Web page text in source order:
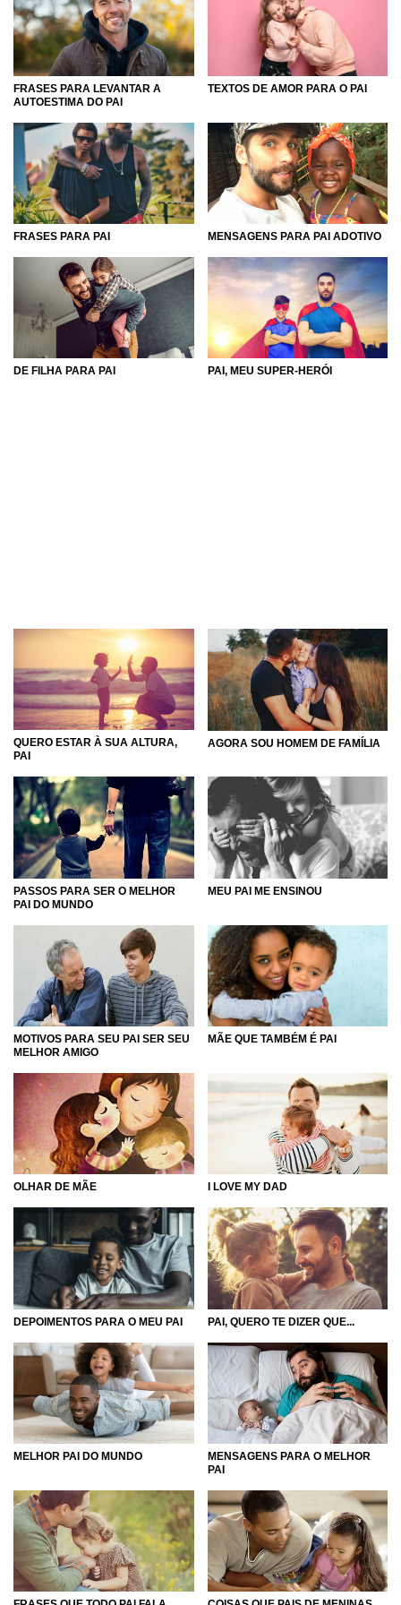
evoluindo e crescendo juntos. Inclua o nome do seu pai
(ou um apelido carinhoso que ele tenha) no começo ou no
final da mensagem que você escolher, para dar um toque
ainda mais personalizado e especial.
Descubra todas as formas de enaltecer e valorizar o seu
pai com o conteúdo que preparamos, afinal você quer que
o seu pai sinta que essa mensagem foi feita especialmente
para ele! Use essa categoria para expor os seus melhores
sentimentos, compartilhando o amor que você sente pelo
seu pai!
FRASES PARA LEVANTAR A
AUTOESTIMA DO PAI
TEXTOS DE AMOR PARA O PAI
FRASES PARA PAI MENSAGENS PARA PAI ADOTIVO
DE FILHA PARA PAI PAI, MEU SUPER-HERÓI
QUERO ESTAR À SUA ALTURA,
PAI
AGORA SOU HOMEM DE FAMÍLIA
PASSOS PARA SER O MELHOR
PAI DO MUNDO
MEU PAI ME ENSINOU
MOTIVOS PARA SEU PAI SER SEU
MELHOR AMIGO
MÃE QUE TAMBÉM É PAI
OLHAR DE MÃE I LOVE MY DAD
DEPOIMENTOS PARA O MEU PAI PAI, QUERO TE DIZER QUE...
MELHOR PAI DO MUNDO
MENSAGENS PARA O MELHOR
PAI